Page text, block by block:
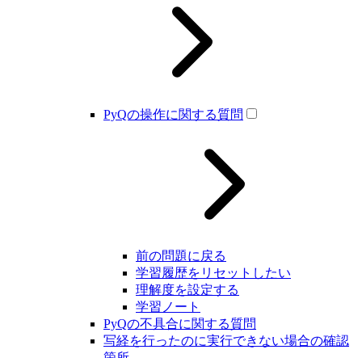
PyQの操作に関する質問
前の問題に戻る
学習履歴をリセットしたい
理解度を設定する
学習ノート
PyQの不具合に関する質問
写経を行ったのに実行できない場合の確認